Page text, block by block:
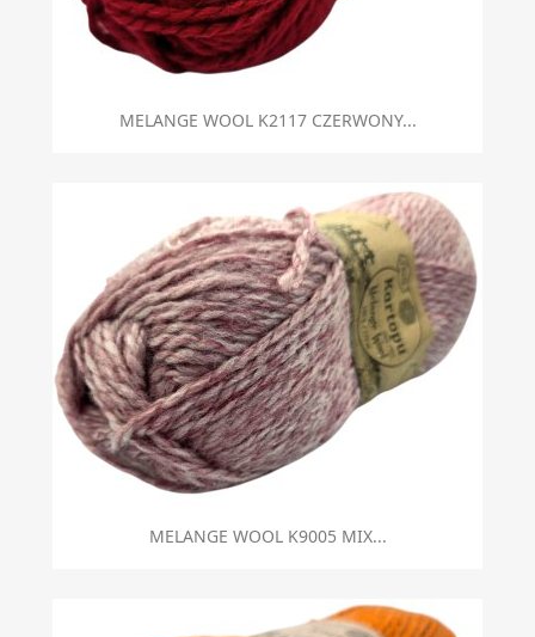
MELANGE WOOL K2117 CZERWONY...
MELANGE WOOL K9005 MIX...